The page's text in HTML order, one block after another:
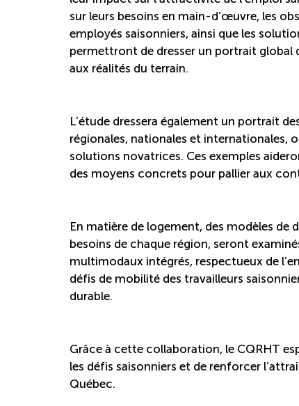
sur leurs besoins en main-d’œuvre, les
employés saisonniers, ainsi que les
permettront de dresser un portrait global
aux réalités du terrain.
L’étude dressera également un portrait
régionales, nationales et internationales,
solutions novatrices. Ces exemples
des moyens concrets pour pallier aux
En matière de logement, des modèles
besoins de chaque région, seront
multimodaux intégrés, respectueux de
défis de mobilité des travailleurs
durable.
Grâce à cette collaboration, le CQRHT
les défis saisonniers et de renforcer
Québec.